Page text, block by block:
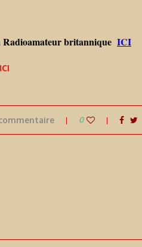
britannique ICI
0